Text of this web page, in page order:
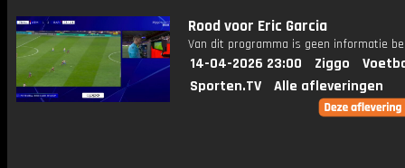
Rood voor Eric Garcia
Van dit programma is geen informatie
14-04-2026 23:00 Ziggo
Sporten.TV
Alle afleveringen